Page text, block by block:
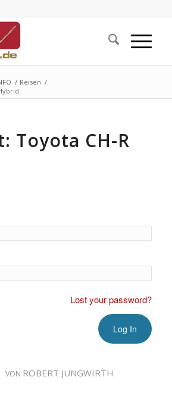
/ Reisen /
Toyota CH-R
Lost your password?
VON ROBERT JUNGWIRTH